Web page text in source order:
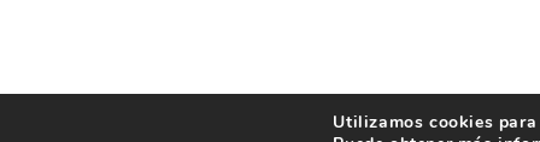
Utilizamos cookies